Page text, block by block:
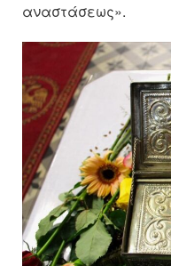
αναστάσεως».